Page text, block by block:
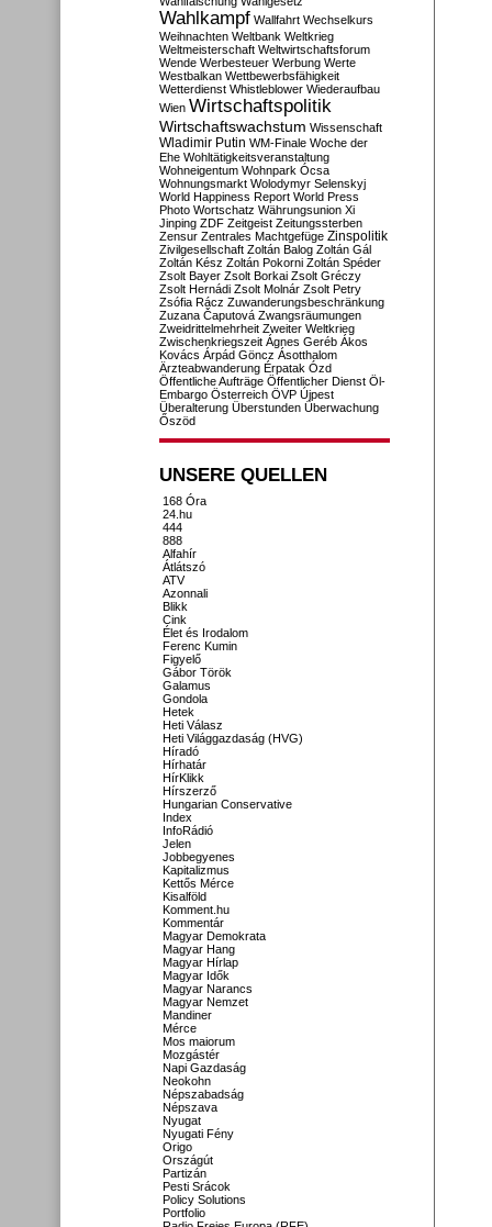
Wahlkampf Wallfahrt Wechselkurs
Weihnachten Weltbank Weltkrieg
Weltmeisterschaft Weltwirtschaftsforum
Wende Werbesteuer Werbung Werte
Westbalkan Wettbewerbsfähigkeit
Wetterdienst Whistleblower Wiederaufbau
Wien Wirtschaftspolitik
Wirtschaftswachstum Wissenschaft
Wladimir Putin WM-Finale Woche der
Ehe Wohltätigkeitsveranstaltung
Wohneigentum Wohnpark Ócsa
Wohnungsmarkt Wolodymyr Selenskyj
World Happiness Report World Press
Photo Wortschatz Währungsunion Xi
Jinping ZDF Zeitgeist Zeitungssterben
Zensur Zentrales Machtgefüge Zinspolitik
Zivilgesellschaft Zoltán Balog Zoltán Gál
Zoltán Kész Zoltán Pokorni Zoltán Spéder
Zsolt Bayer Zsolt Borkai Zsolt Gréczy
Zsolt Hernádi Zsolt Molnár Zsolt Petry
Zsófia Rácz Zuwanderungsbeschränkung
Zuzana Čaputová Zwangsräumungen
Zweidrittelmehrheit Zweiter Weltkrieg
Zwischenkriegszeit Ágnes Geréb Ákos
Kovács Árpád Göncz Ásotthalom
Ärzteabwanderung Érpatak Ózd
Öffentliche Aufträge Öffentlicher Dienst Öl-
Embargo Österreich ÖVP Újpest
Überalterung Überstunden Überwachung
Őszöd
UNSERE QUELLEN
168 Óra
24.hu
444
888
Alfahír
Átlátszó
ATV
Azonnali
Blikk
Cink
Élet és Irodalom
Ferenc Kumin
Figyelő
Gábor Török
Galamus
Gondola
Hetek
Heti Válasz
Heti Világgazdaság (HVG)
Híradó
Hírhatár
HírKlikk
Hírszerző
Hungarian Conservative
Index
InfoRádió
Jelen
Jobbegyenes
Kapitalizmus
Kettős Mérce
Kisalföld
Komment.hu
Kommentár
Magyar Demokrata
Magyar Hang
Magyar Hírlap
Magyar Idők
Magyar Narancs
Magyar Nemzet
Mandiner
Mérce
Mos maiorum
Mozgástér
Napi Gazdaság
Neokohn
Népszabadság
Népszava
Nyugat
Nyugati Fény
Origo
Országút
Partizán
Pesti Srácok
Policy Solutions
Portfolio